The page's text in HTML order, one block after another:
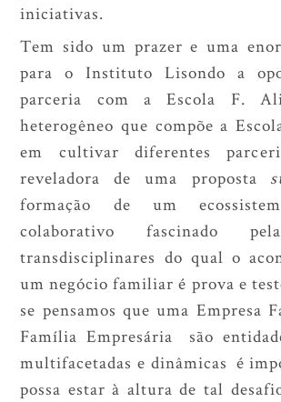
iniciativas.
Tem sido um prazer e uma
para o Instituto Lisondo a
parceria com a Escola F.
heterogêneo que compõe a
em cultivar diferentes
reveladora de uma proposta
formação de um
colaborativo fascinado
transdisciplinares do qual o
um negócio familiar é prova e
se pensamos que uma Empresa
Família Empresária são
multifacetadas e dinâmicas é
possa estar à altura de tal